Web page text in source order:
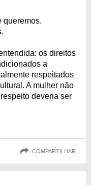
queremos.
os direitos
a
respeitados
A mulher não
deveria ser
COMPARTILHAR